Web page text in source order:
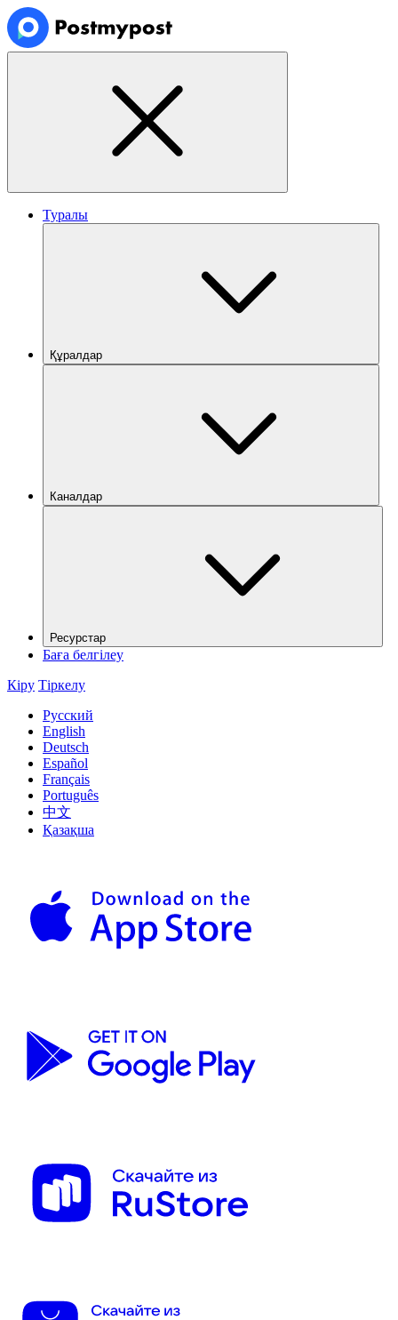
Туралы
Құралдар
Каналдар
Ресурстар
Баға белгілеу
Кіру Тіркелу
Русский
English
Deutsch
Español
Français
Português
中文
Қазақша